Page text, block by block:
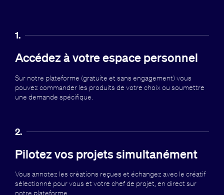
1.
Accédez à votre espace personnel
Sur notre plateforme (gratuite et sans engagement) vous
pouvez commander les produits de votre choix ou soumettre
une demande spécifique.
2.
Pilotez vos projets simultanément
Vous annotez les créations reçues et échangez avec le créatif
sélectionné pour vous et votre chef de projet, en direct sur